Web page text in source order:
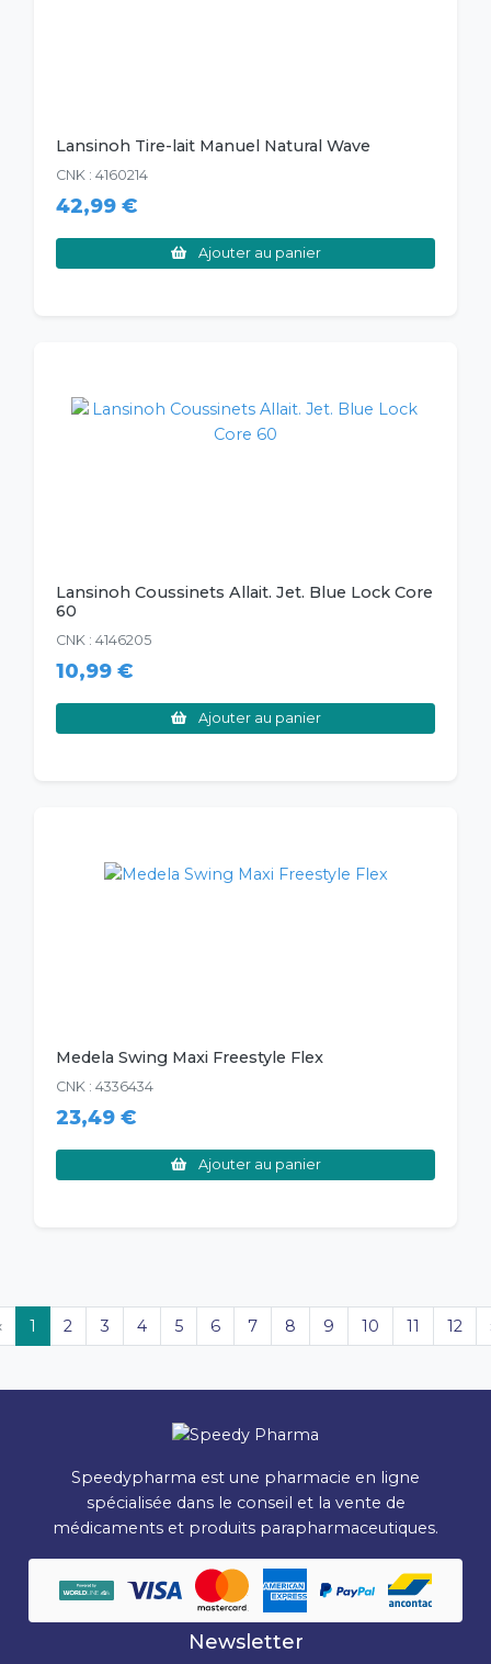
Lansinoh Tire-lait Manuel Natural Wave
CNK : 4160214
42,99 €
Ajouter au panier
Lansinoh Coussinets Allait. Jet. Blue Lock Core
60
CNK : 4146205
10,99 €
Ajouter au panier
Medela Swing Maxi Freestyle Flex
CNK : 4336434
23,49 €
Ajouter au panier
1 2 3 4 5 6 7 8 9 10 11 12
Speedypharma est une pharmacie en ligne
spécialisée dans le conseil et la vente de
médicaments et produits parapharmaceutiques.
Newsletter